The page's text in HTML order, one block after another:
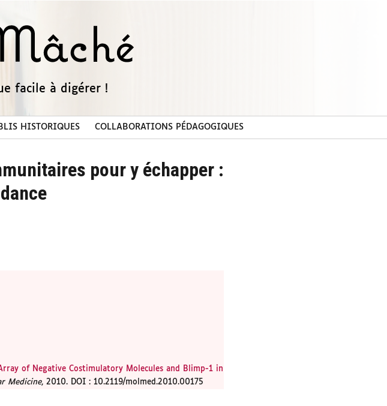
facile à digérer !
HISTORIQUES COLLABORATIONS PÉDAGOGIQUES
pour y échapper :
of Negative Costimulatory Molecules and Blimp-1 in
Medicine, 2010. DOI : 10.2119/molmed.2010.00175